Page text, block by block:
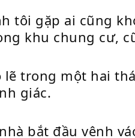
tôi gặp ai cũng
khu chung cư,
lẽ trong một hai
giác.
bắt đầu vênh